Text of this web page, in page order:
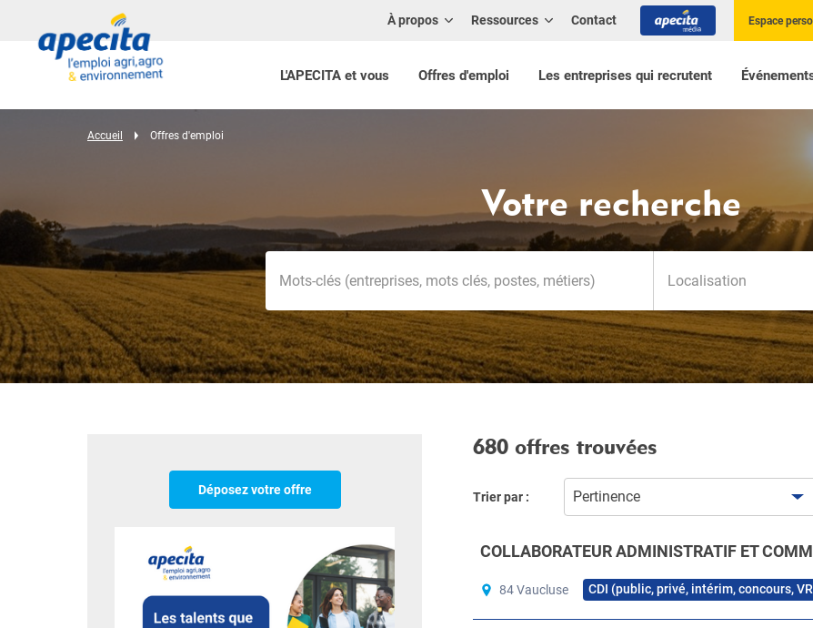
L'APECITA et vous Offres d'emploi Les entreprises qui recrutent
À propos Ressources Contact Espace
Accueil Offres d'emploi
Votre recherche
Déposez votre offre
680 offres trouvées
Trier par : Pertinence
COLLABORATEUR ADMINISTRATIF ET
84 Vaucluse CDI (public, privé, intérim, concours,